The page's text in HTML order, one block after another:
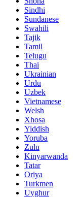
Sindhi
Sundanese
Swahili
Tajik
Tamil
Telugu
Thai
Ukrainian
Urdu
Uzbek
Vietnamese
Welsh
Xhosa
Yiddish
Yoruba
Zulu
Kinyarwanda
Tatar
Oriya
Turkmen
Uyghur